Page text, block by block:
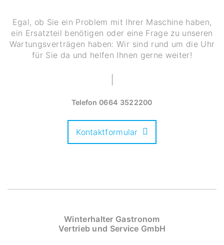
Egal, ob Sie ein Problem mit Ihrer Maschine haben,
ein Ersatzteil benötigen oder eine Frage zu unseren
Wartungsverträgen haben: Wir sind rund um die Uhr
für Sie da und helfen Ihnen gerne weiter!
Telefon0664 3522200
Kontaktformular
Winterhalter Gastronom
Vertrieb und Service GmbH